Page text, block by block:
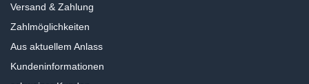
Versand & Zahlung
Zahlmöglichkeiten
Aus aktuellem Anlass
Kundeninformationen